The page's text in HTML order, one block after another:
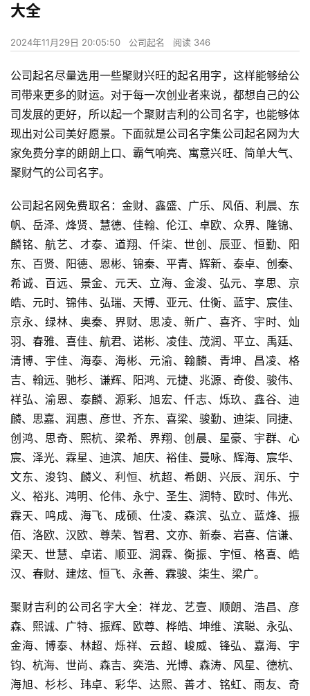
大全
2024年11月29日 20:05:50 公司起名 阅读 346
公司起名尽量选用一些聚财兴旺的起名用字，这样能够给公
司带来更多的财运。对于每一次创业者来说，都想自己的公
司发展的更好，所以起一个聚财吉利的公司名字，也能够体
现出对公司美好愿景。下面就是公司名字集公司起名网为大
家免费分享的朗朗上口、霸气响亮、寓意兴旺、简单大气、
聚财气的公司名字。
公司起名网免费取名：金财、鑫盛、广乐、风佰、利晨、东
帆、岳泽、烽贤、慧德、佳翰、伦江、卓欧、众界、隆锦、
麟铭、航艺、才泰、道翔、仟柒、世创、辰亚、恒勤、阳
东、百贤、阳德、恩彬、锦秦、平青、辉新、泰卓、创秦、
希诚、百远、景金、元天、立海、金浚、弘元、享思、京
皓、元时、锦伟、弘瑞、天博、亚元、仕衡、蓝宇、宸佳、
京永、绿林、奥秦、界财、思凌、新广、喜齐、宇时、灿
羽、春雅、喜佳、航君、诺彬、凌佳、茂润、平立、禹廷、
清博、宇佳、海泰、海彬、元渝、翰麟、青坤、昌凌、格
吉、翰远、驰杉、谦辉、阳鸿、元捷、兆源、奇俊、骏伟、
祥弘、渝恩、泰麟、源彩、旭宏、仟志、烁玖、鑫谷、迪
麟、思嘉、润惠、彦世、齐东、喜梁、骏勤、迪柒、同捷、
创鸿、思奇、熙杭、梁希、界翔、创晨、星豪、宇群、心
宸、泽光、霖星、迪滨、旭庆、裕佳、曼咏、辉海、宸华、
文东、浚钧、麟义、利恒、杭超、希朗、兴辰、润乐、宁
义、裕兆、鸿明、伦伟、永宁、圣生、润特、欧时、伟光、
霖天、鸣成、海飞、成硕、仕凌、森滨、弘立、蓝烽、振
佰、洛欧、汉欧、尊荣、智君、文亦、新泰、岩喜、信谦、
梁天、世慧、卓诺、顺亚、润霖、衡振、宇恒、格喜、皓
汉、春财、建炫、恒飞、永善、霖骏、柒生、梁广。
聚财吉利的公司名字大全：祥龙、艺壹、顺朗、浩昌、彦
森、熙诚、广特、振辉、欧尊、桦皓、坤维、滨聪、永弘、
金海、博泰、林超、烁祥、云超、峻威、锋弘、嘉海、宇
钧、杭海、世尚、森吉、奕浩、光博、森涛、风星、德杭、
海旭、杉杉、玮卓、彩华、达熙、善才、铭虹、雨友、奇